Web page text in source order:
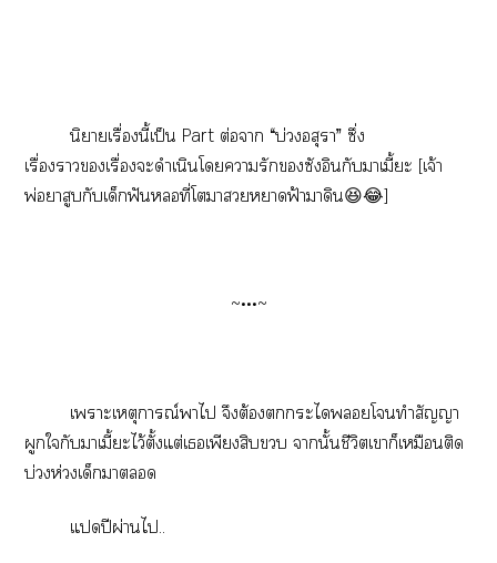
นิยายเรื่องนี้เป็น Part ต่อา “บ่อสุรา” ซึ่ง
เรื่องาเรื่องะดำเนินโารักซังอินกับาเมี้ะ [เจ้า
พ่อาสูบกับเด็กฟันหลอที่โาวยาฟ้ามาดิน😆😂]
~•••~
เาะเหตุการณ์าไ จึงต้องะไโทำสัญญา
ผูกใกับาเมี้ะไว้ตั้งแต่เเพียงสิบ านั้นชีวิตเาก็เหมือนติด
บ่ห่วงเด็กา
แปีผ่านไ..